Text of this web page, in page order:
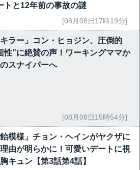
トと12年前の事故の謎
[08月08日17時19分]
キラー」コン・ヒョジン、圧倒的
性”に絶賛の声！ワーキングママか
スナイパーへ
[08月08日15時54分]
飴模様」チョン・ヘインがヤクザに
由が明らかに！可愛いデートに視
キュン【第3話第4話】